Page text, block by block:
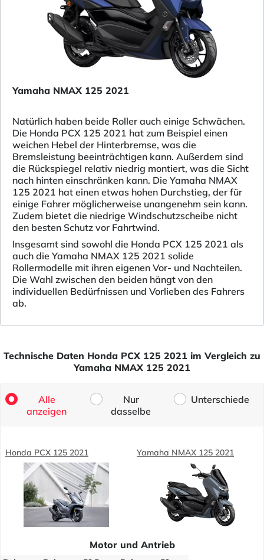
Yamaha NMAX 125 2021
Natürlich haben beide Roller auch einige Schwächen.
Die Honda PCX 125 2021 hat zum Beispiel einen
weichen Hebel der Hinterbremse, was die
Bremsleistung beeinträchtigen kann. Außerdem sind
die Rückspiegel relativ niedrig montiert, was die Sicht
nach hinten einschränken kann. Die Yamaha NMAX
125 2021 hat einen etwas hohen Durchstieg, der für
einige Fahrer möglicherweise unangenehm sein kann.
Zudem bietet die niedrige Windschutzscheibe nicht
den besten Schutz vor Fahrtwind.
Insgesamt sind sowohl die Honda PCX 125 2021 als
auch die Yamaha NMAX 125 2021 solide
Rollermodelle mit ihren eigenen Vor- und Nachteilen.
Die Wahl zwischen den beiden hängt von den
individuellen Bedürfnissen und Vorlieben des Fahrers
ab.
Technische Daten Honda PCX 125 2021 im Vergleich zu
Yamaha NMAX 125 2021
Alle
anzeigen
Nur
dasselbe
Unterschiede
Honda PCX 125 2021 Yamaha NMAX 125 2021
Motor und Antrieb